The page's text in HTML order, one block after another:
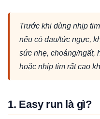
Trước khi dùng nhịp
nếu có đau/tức ngực,
sức nhẹ, choáng/ngất,
hoặc nhịp tim rất cao
1. Easy run là gì?